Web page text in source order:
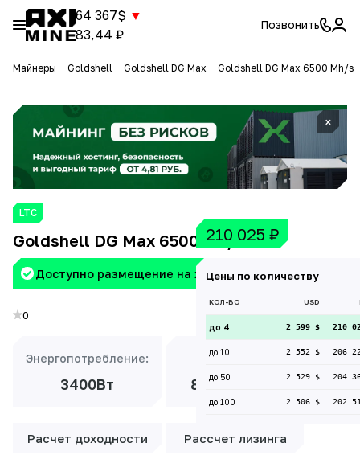
64 367$ ▼
83,44 ₽
Позвонить
Майнеры Goldshell Goldshell DG Max Goldshell DG Max 6500 Mh/s
×
LTC
Goldshell DG Max 6500 Mh/s
Доступно размещение на хостинге Aximine
0
Энергопотребление:
3400Вт
Доходность:
8 534 ₽/мес
Расчет доходности Рассчет лизинга
210 025 ₽
Цены по количеству
КОЛ-ВО USD
до 4 2 599 $ 210
до 10 2 552 $ 206
до 50 2 529 $ 204
до 100 2 506 $ 202